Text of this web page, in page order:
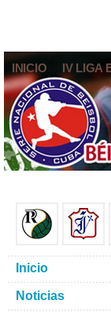
INICIO IV LIGA
Inicio
Noticias